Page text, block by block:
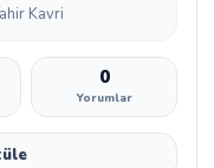
Kavri
0
Yorumlar